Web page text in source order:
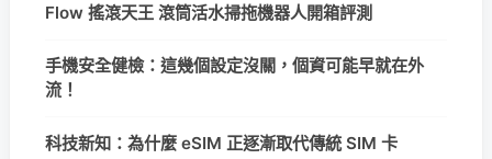
Flow 搖滾天王 滾筒活水掃拖機器人開箱評測
手機安全健檢：這幾個設定沒關，個資可能早就在外
流！
科技新知：為什麼 eSIM 正逐漸取代傳統 SIM 卡